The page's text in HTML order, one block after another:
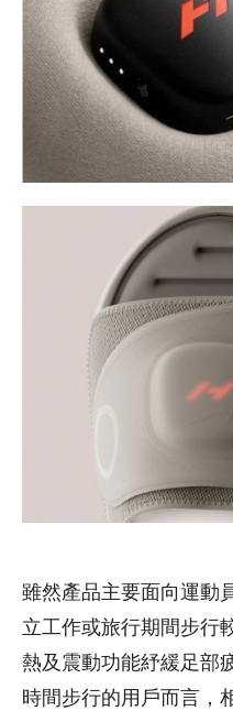
雖然產品主要面向運動
立工作或旅行期間步行
熱及震動功能紓緩足部
時間步行的用戶而言，